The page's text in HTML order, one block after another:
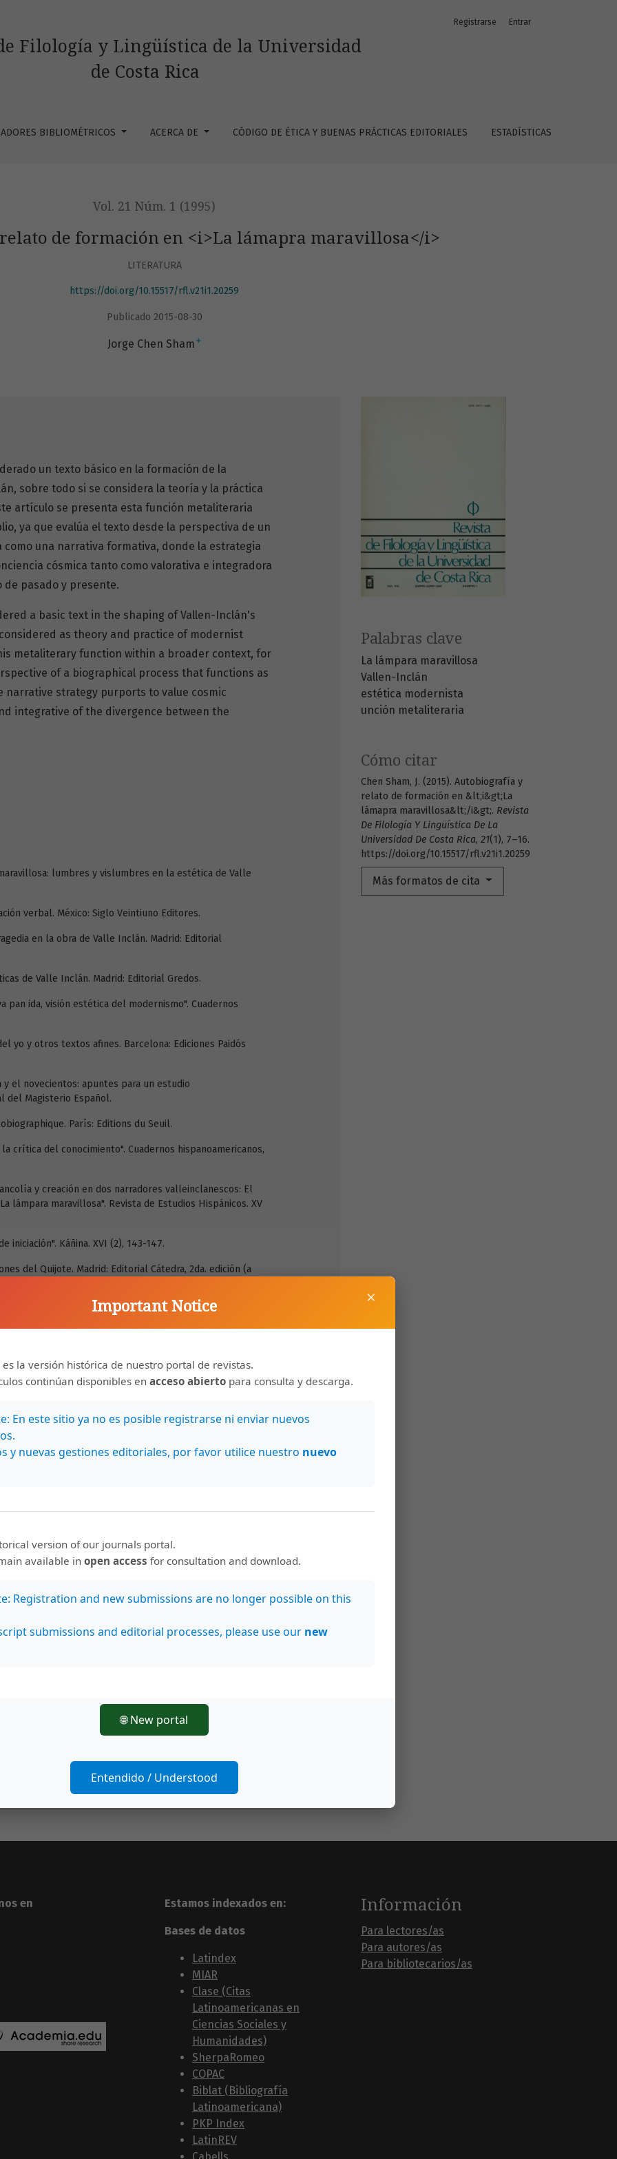
lámapra maravillosa&lt;/i&gt;
Filología y Lingüística de la Universidad
de Costa Rica
BIBLIOMÉTRICOS ACERCA DE CÓDIGO DE ÉTICA Y BUENAS PRÁCTICAS EDITORIALES ESTADÍSTICAS
Registrarse Entrar
Vol. 21 Núm. 1 (1995)
de formación en <i>La lámapra maravillosa</i>
LITERATURA
https://doi.org/10.15517/rfl.v21i1.20259
Publicado 2015-08-30
Jorge Chen Sham +
Palabras clave
La lámpara maravillosa
Vallen-Inclán
estética modernista
unción metaliteraria
Cómo citar
Chen Sham, J. (2015). Autobiografía y
relato de formación en &lt;i&gt;La
lámapra maravillosa&lt;/i&gt;. Revista
De Filología Y Lingüística De La
Universidad De Costa Rica, 21(1), 7–16.
https://doi.org/10.15517/rfl.v21i1.20259
Más formatos de cita
un texto básico en la formación de la
sobre todo si se considera la teoría y la práctica
artículo se presenta esta función metaliteraria
ya que evalúa el texto desde la perspectiva de un
como una narrativa formativa, donde la estrategia
cósmica tanto como valorativa e integradora
pasado y presente.
a basic text in the shaping of Vallen-Inclán's
as theory and practice of modernist
metaliterary function within a broader context, for
of a biographical process that functions as
narrative strategy purports to value cosmic
integrative of the divergence between the
lumbres y vislumbres en la estética de Valle
verbal. México: Siglo Veintiuno Editores.
en la obra de Valle Inclán. Madrid: Editorial
de Valle Inclán. Madrid: Editorial Gredos.
pan ida, visión estética del modernismo". Cuadernos
yo y otros textos afines. Barcelona: Ediciones Paidós
el novecientos: apuntes para un estudio
del Magisterio Español.
París: Editions du Seuil.
crítica del conocimiento". Cuadernos hispanoamericanos,
y creación en dos narradores valleinclanescos: El
lámpara maravillosa". Revista de Estudios Hispánicos. XV
iniciación". Káñina. XVI (2), 143-147.
del Quijote. Madrid: Editorial Cátedra, 2da. edición (a
y la función crítica". Káñina, IX (1), 67-71.
mundo: hacia un nuevo enfoque de la obra de Valle lnclán.
del templo de Salomón (proyecto de estudio de la obra
Estudios Hispánicos. X (3), 433.449.
(Psicoanálisis y literatura) Madrid: Taurus Ediciones.
maravillosa". Obras escogidas 521-596. Madrid: Editorial
en Estamos indexados en:
Bases de datos
Latindex
MIAR
Clase (Citas
Latinoamericanas en
Ciencias Sociales y
Humanidades)
SherpaRomeo
COPAC
Biblat (Bibliografía
Latinoamericana)
PKP Index
LatinREV
Información
Para lectores/as
Para autores/as
Para bibliotecarios/as
×
Important Notice
es la versión histórica de nuestro portal de revistas.
continúan disponibles en acceso abierto para consulta y descarga.
En este sitio ya no es posible registrarse ni enviar nuevos
y nuevas gestiones editoriales, por favor utilice nuestro nuevo
version of our journals portal.
available inopen access for consultation and download.
Registration and new submissions are no longer possible on this
submissions and editorial processes, please use our new
🌐 New portal
Entendido / Understood